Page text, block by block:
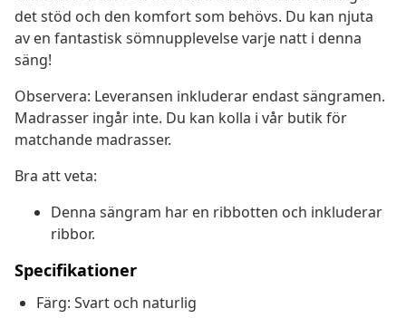
det stöd och den komfort som behövs. Du kan njuta
av en fantastisk sömnupplevelse varje natt i denna
säng!
Observera: Leveransen inkluderar endast sängramen.
Madrasser ingår inte. Du kan kolla i vår butik för
matchande madrasser.
Bra att veta:
Denna sängram har en ribbotten och inkluderar
ribbor.
Specifikationer
Färg: Svart och naturlig